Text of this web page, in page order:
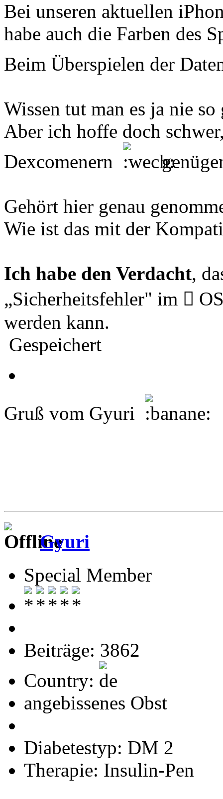
Bei unseren aktuellen
habe auch die Farben des
Beim Überspielen der
Wissen tut man es ja nie so
Aber ich hoffe doch
Dexcomenern
Gehört hier genau
Wie ist das mit der
Ich habe den Verdacht,
„Sicherheitsfehler" im 
werden kann.
Gespeichert
Gruß vom Gyuri
Gyuri
Special Member
Beiträge: 3862
Country:
angebissenes Obst
Diabetestyp: DM 2
Therapie: Insulin-Pen